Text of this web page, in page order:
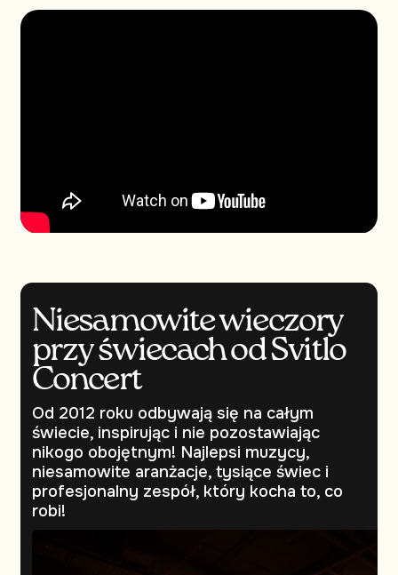
Niesamowite wieczory
przy świecach od Svitlo
Concert
Od 2012 roku odbywają się na całym
świecie, inspirując i nie pozostawiając
nikogo obojętnym! Najlepsi muzycy,
niesamowite aranżacje, tysiące świec i
profesjonalny zespół, który kocha to, co
robi!